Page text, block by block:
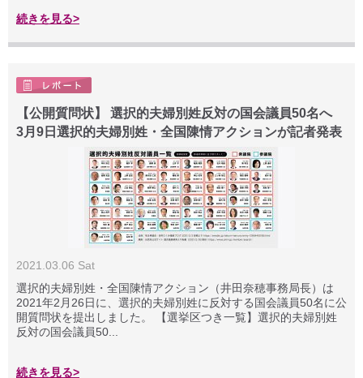
続きを見る>
【公開質問状】 選択的夫婦別姓反対の国会議員50名へ
3月9日選択的夫婦別姓・全国陳情アクションが記者発表
2021.03.06 Sat
選択的夫婦別姓・全国陳情アクション（井田奈穂事務局長）は
2021年2月26日に、選択的夫婦別姓に反対する国会議員50名に公
開質問状を提出しました。 【選挙区つき一覧】選択的夫婦別姓
反対の国会議員50...
続きを見る>